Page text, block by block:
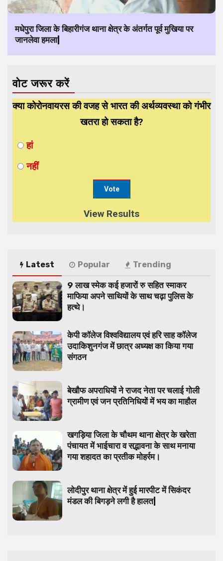
मधेपुरा जिला के बिहारीगंज थाना क्षेत्र के अंतर्गत पूर्व मुखिया पर
जानलेवा हमला|
वोट जरूर करें
क्या कोरोनवायरस की वजह से भारत की अर्थव्यवस्था को गंभीर
खतरा हो सकता है?
हां
नहीं
View Results
Latest Popular Trending
9 लाख स्मेक कई हजारों रु सहित स्माकर
माफिया अपने साथियों के साथ चढ़ा पुलिस के
हत्थे।
केपी कॉलेज विश्वविद्यालय एवं हरि साह कॉलेज
उदाकिशुनगंज में छात्र अध्यक्ष का किया गया
संगठन
बेखौफ अपराधियों ने राजद नेता पर चलाई गोली
ग्रामीण एवं जन प्रतिनिधियों में भय का माहौल
खगड़िया जिला के चौथम थाना क्षेत्र के खरेता
पंचायत में भाईचारा व सद्भावना के साथ मनाया
गया शहादत का प्रतीक मोहर्रम।
लोदीपुर थाना क्षेत्र में हुई मारपीट में सिकंदर
मंडल की बिगड़ने लगी है हालत|